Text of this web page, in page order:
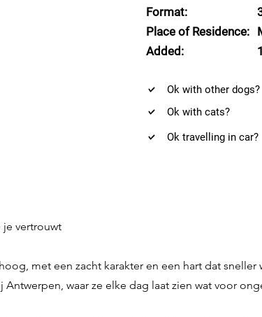
Format:
Place of Residence:
Added:
Ok with other dogs?
Ok with cats?
Ok travelling in car?
je vertrouwt
met een zacht karakter en een hart dat
waar ze elke dag laat zien wat voor